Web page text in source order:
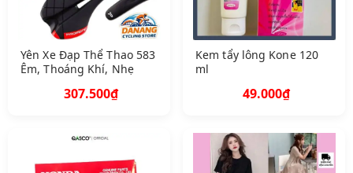
Yên Xe Đạp Thể Thao 583
Êm, Thoáng Khí, Nhẹ
307.500₫
Kem tẩy lông Kone 120
ml
49.000₫